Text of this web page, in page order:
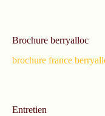
Brochure berryalloc
brochure france
Entretien